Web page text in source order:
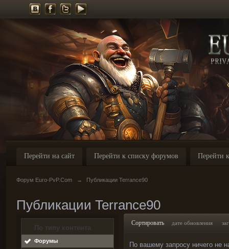
Перейти на сайт Перейти к списку форумов Перейти
Форум Euro-PvP.Com → Публикации Terrance90
Публикации Terrance90
По типу контента
Форумы
Сортировать дате обновления
По вашему запросу ничего не